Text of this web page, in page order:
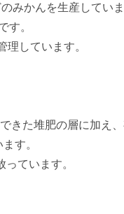
みかんを生産していま
す。
理しています。
きた堆肥の層に加え
す。
ています。